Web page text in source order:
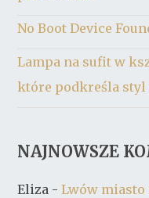
No Boot Device
Lampa na sufit w
które podkreśla styl
NAJNOWSZE
Eliza -Lwów